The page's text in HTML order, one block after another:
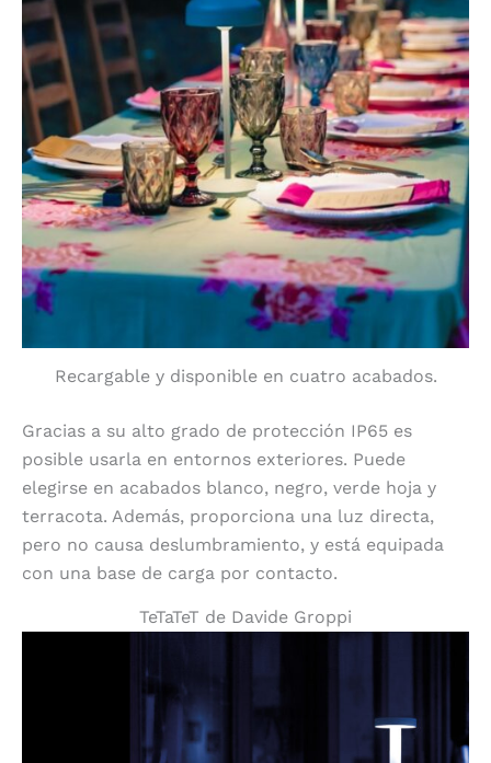
Recargable y disponible en cuatro acabados.
Gracias a su alto grado de protección IP65 es
posible usarla en entornos exteriores. Puede
elegirse en acabados blanco, negro, verde hoja y
terracota. Además, proporciona una luz directa,
pero no causa deslumbramiento, y está equipada
con una base de carga por contacto.
TeTaTeT de Davide Groppi